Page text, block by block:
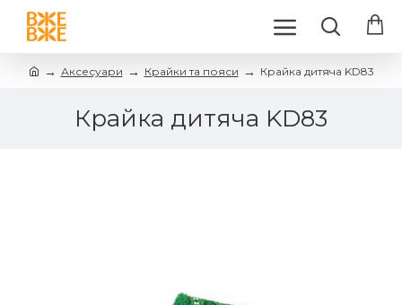
Аксесуари Крайки та пояси Крайка дитяча KD83
Крайка дитяча KD83